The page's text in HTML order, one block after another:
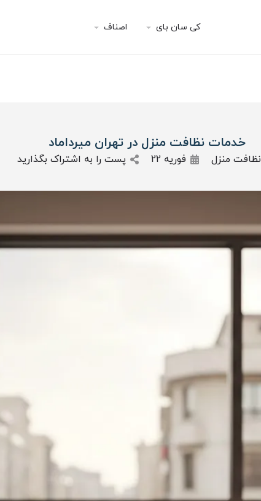
کی سان بای اصناف
خدمات نظافت منزل در تهران میرداماد
نظافت منزل فوریه 22 پست را به اشتراک بگذارید